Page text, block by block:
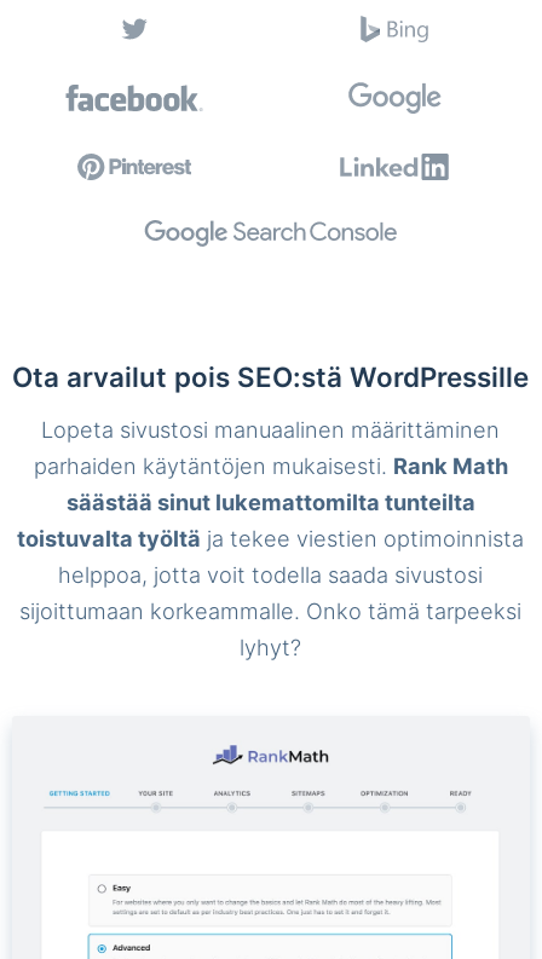
Ota arvailut pois SEO:stä WordPressille
Lopeta sivustosi manuaalinen määrittäminen
parhaiden käytäntöjen mukaisesti. Rank Math
säästää sinut lukemattomilta tunteilta
toistuvalta työltä ja tekee viestien optimoinnista
helppoa, jotta voit todella saada sivustosi
sijoittumaan korkeammalle. Onko tämä tarpeeksi
lyhyt?